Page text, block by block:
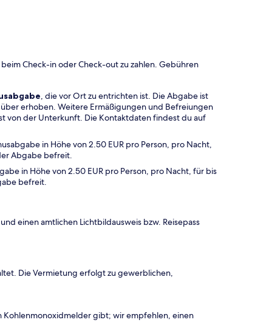
Check-in oder Check-out zu zahlen. Gebühren
, die vor Ort zu entrichten ist. Die Abgabe ist
erhoben. Weitere Ermäßigungen und Befreiungen
von der Unterkunft. Die Kontaktdaten findest du auf
in Höhe von 2.50 EUR pro Person, pro Nacht,
Abgabe befreit.
in Höhe von 2.50 EUR pro Person, pro Nacht, für bis
befreit.
einen amtlichen Lichtbildausweis bzw. Reisepass
Die Vermietung erfolgt zu gewerblichen,
gibt; wir empfehlen, einen